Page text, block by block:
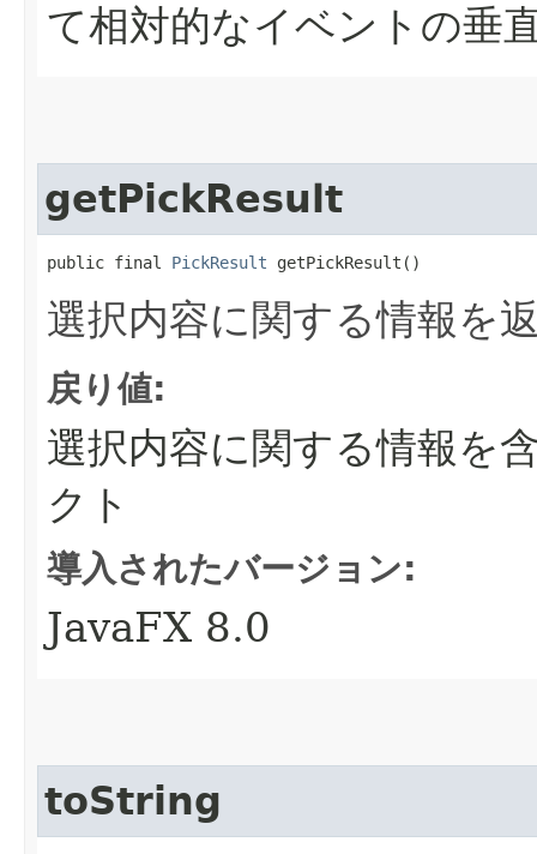
て相対的なイベントの垂
getPickResult
public final PickResult getPickResult()
選択内容に関する情報を
戻り値:
選択内容に関する情報を
クト
導入されたバージョン:
JavaFX 8.0
toString